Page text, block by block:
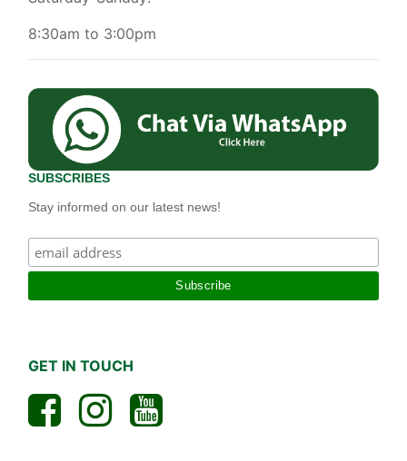
8:30am to 3:00pm
SUBSCRIBES
Stay informed on our latest news!
GET IN TOUCH